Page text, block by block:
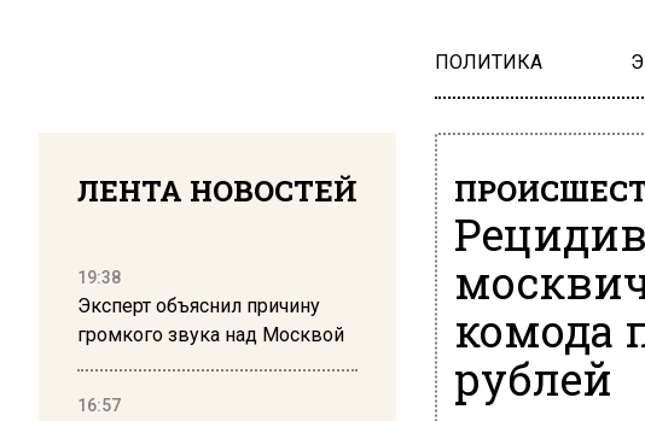
ПОЛИТИКА
ЛЕНТА НОВОСТЕЙ
19:38
Эксперт объяснил причину
громкого звука над Москвой
16:57
комода
рублей